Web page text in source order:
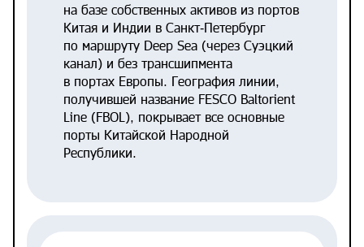
на базе собственных активов из портов
Китая и Индии в Санкт‑Петербург
по маршруту Deep Sea (через Суэцкий
канал) и без трансшипмента
в портах Европы. География линии,
получившей название FESCO Baltorient
Line (FBOL), покрывает все основные
порты Китайской Народной
Республики.